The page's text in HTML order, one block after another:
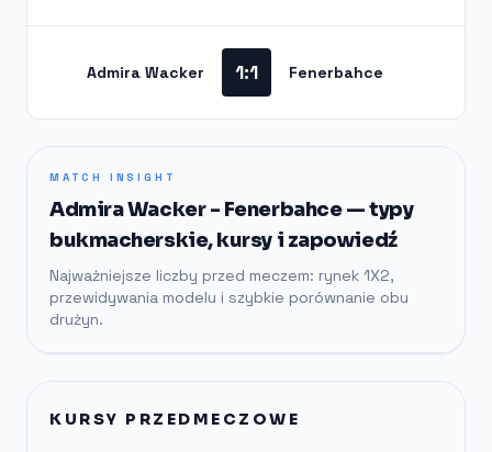
Admira Wacker 1:1 Fenerbahce
MATCH INSIGHT
Admira Wacker - Fenerbahce — typy
bukmacherskie, kursy i zapowiedź
Najważniejsze liczby przed meczem: rynek 1X2,
przewidywania modelu i szybkie porównanie obu
drużyn.
KURSY PRZEDMECZOWE